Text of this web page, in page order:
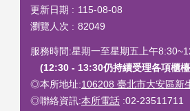
更新日期
115-08-08
瀏覽人次
82049
服務時間:星期一至星期五上午
(12:30 - 13:30仍持續受理各項櫃
◎本所地址:106208 臺北市大安區新
◎聯絡資訊:本所電話 :02-23511711